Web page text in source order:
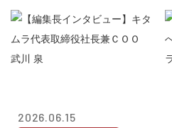
2026.06.15